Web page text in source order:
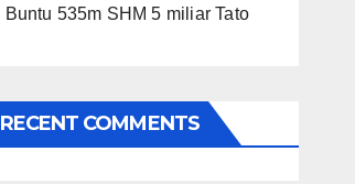
Buntu 535m SHM 5 miliar Tato
RECENT COMMENTS